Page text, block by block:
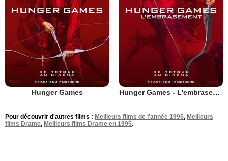
Hunger Games Hunger Games - L'embrasement
Pour découvrir d'autres films : Meilleurs films de l'année 1995, Meilleurs
films Drame, Meilleurs films Drame en 1995.